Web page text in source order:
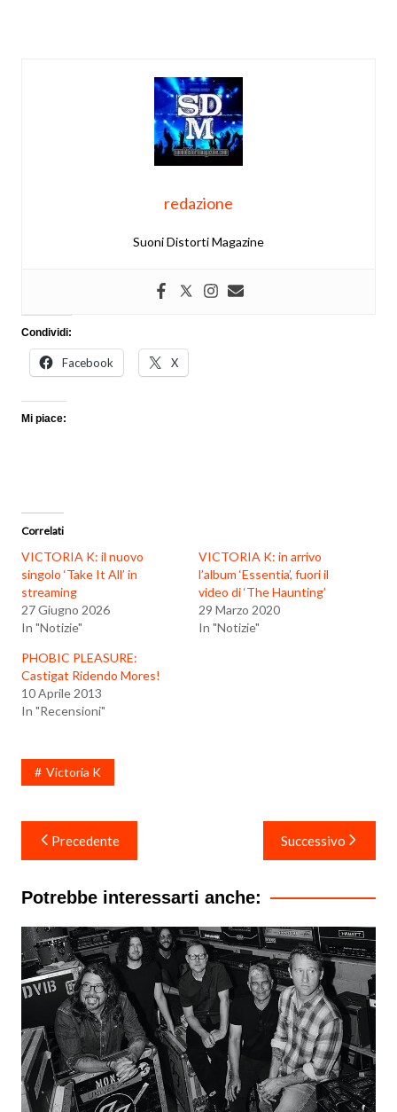
redazione
Suoni Distorti Magazine
Condividi:
Facebook X
Mi piace:
Correlati
VICTORIA K: il nuovo
singolo ‘Take It All’ in
streaming
27 Giugno 2026
In "Notizie"
VICTORIA K: in arrivo
l’album ‘Essentia’, fuori il
video di ‘The Haunting’
29 Marzo 2020
In "Notizie"
PHOBIC PLEASURE:
Castigat Ridendo Mores!
10 Aprile 2013
In "Recensioni"
Victoria K
Navigazione
articoli
Precedente Successivo
Potrebbe interessarti anche: